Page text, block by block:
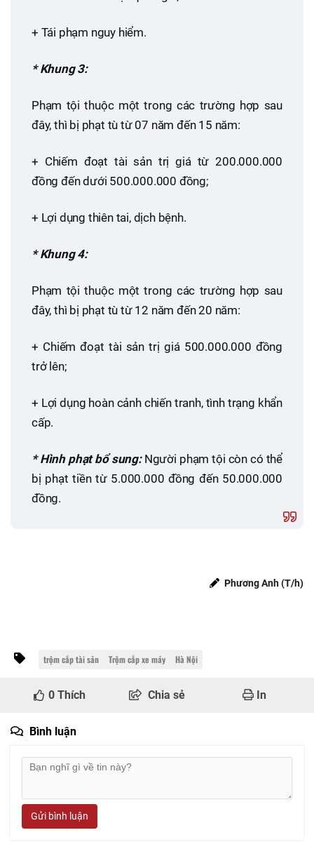
+ Tái phạm nguy hiểm.
* Khung 3:
Phạm tội thuộc một trong các trường hợp sau
đây, thì bị phạt tù từ 07 năm đến 15 năm:
+ Chiếm đoạt tài sản trị giá từ 200.000.000
đồng đến dưới 500.000.000 đồng;
+ Lợi dụng thiên tai, dịch bệnh.
* Khung 4:
Phạm tội thuộc một trong các trường hợp sau
đây, thì bị phạt tù từ 12 năm đến 20 năm:
+ Chiếm đoạt tài sản trị giá 500.000.000 đồng
trở lên;
+ Lợi dụng hoàn cảnh chiến tranh, tình trạng khẩn
cấp.
* Hình phạt bổ sung:Người phạm tội còn có thể
bị phạt tiền từ 5.000.000 đồng đến 50.000.000
đồng.
Phương Anh (T/h)
trộm cắp tài sản Trộm cắp xe máy Hà Nội
0 Thích Chia sẻ In
Bình luận
Gửi bình luận